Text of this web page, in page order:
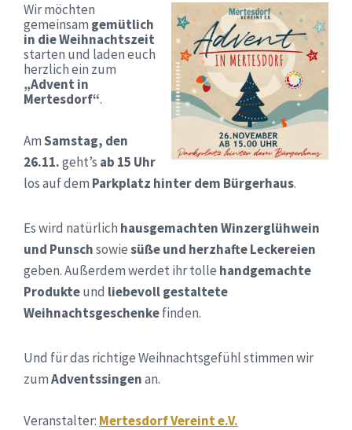
Wir möchten
gemeinsam gemütlich
in die Weihnachtszeit
starten und laden euch
herzlich ein zum
„Advent in
Mertesdorf“.
AmSamstag, den
26.11.geht’s ab 15 Uhr
los auf dem Parkplatz hinter dem Bürgerhaus.
Es wird natürlich hausgemachten Winzerglühwein
und Punschsowiesüße und herzhafte Leckereien
geben. Außerdem werdet ihr tolle handgemachte
Produkteund liebevoll gestaltete
Weihnachtsgeschenkefinden.
Und für das richtige Weihnachtsgefühl stimmen wir
zumAdventssingenan.
Veranstalter: Mertesdorf Vereint e.V.